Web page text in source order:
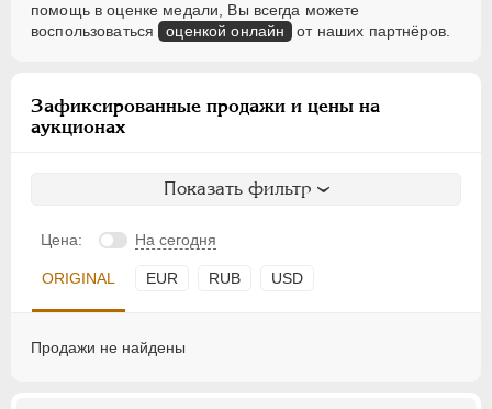
помощь в оценке медали, Вы всегда можете
воспользоваться оценкой онлайн от наших партнёров.
Зафиксированные продажи и цены на
аукционах
Показать фильтр
Цена: На сегодня
ORIGINAL EUR RUB USD
Продажи не найдены